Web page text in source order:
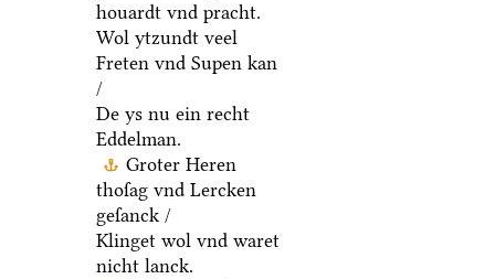
houardt vnd pracht.
Wol ytzundt veel
Freten vnd Supen kan
/
De ys nu ein recht
Eddelman.
Groter Heren
thoſag vnd Lercken
geſanck /
Klinget wol vnd waret
nicht lanck.